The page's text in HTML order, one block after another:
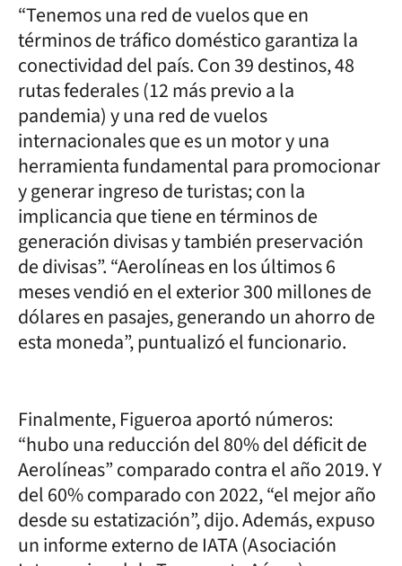
“Tenemos una red de vuelos que en
términos de tráfico doméstico garantiza la
conectividad del país. Con 39 destinos, 48
rutas federales (12 más previo a la
pandemia) y una red de vuelos
internacionales que es un motor y una
herramienta fundamental para promocionar
y generar ingreso de turistas; con la
implicancia que tiene en términos de
generación divisas y también preservación
de divisas”. “Aerolíneas en los últimos 6
meses vendió en el exterior 300 millones de
dólares en pasajes, generando un ahorro de
esta moneda”, puntualizó el funcionario.
Finalmente, Figueroa aportó números:
“hubo una reducción del 80% del déficit de
Aerolíneas” comparado contra el año 2019. Y
del 60% comparado con 2022, “el mejor año
desde su estatización”, dijo. Además, expuso
un informe externo de IATA (Asociación